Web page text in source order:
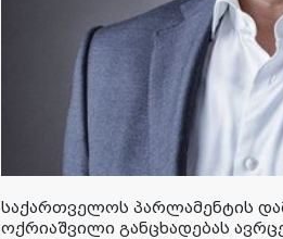
საქართველოს პარლამენტის
ოქრიაშვილი განცხადებას